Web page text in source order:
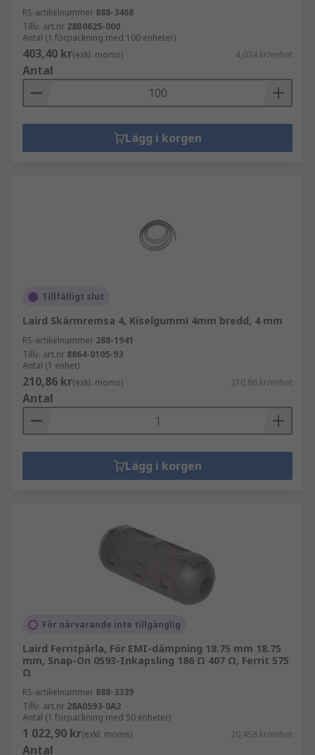
RS-artikelnummer 888-3468
Tillv. art.nr 28B0625-000
Antal (1 förpackning med 100 enheter)
403,40 kr(exkl. moms) 4,034 kr/enhet
Antal
Lägg i korgen
Tillfälligt slut
Laird Skärmremsa 4, Kiselgummi 4mm bredd, 4 mm
RS-artikelnummer 288-1941
Tillv. art.nr 8864-0105-93
Antal (1 enhet)
210,86 kr(exkl. moms) 210,86 kr/enhet
Antal
Lägg i korgen
För närvarande inte tillgänglig
Laird Ferritpärla, För EMI-dämpning 18.75 mm 18.75
mm, Snap-On 0593-Inkapsling 186 Ω 407 Ω, Ferrit 575
Ω
RS-artikelnummer 888-3339
Tillv. art.nr 28A0593-0A2
Antal (1 förpackning med 50 enheter)
1 022,90 kr(exkl. moms) 20,458 kr/enhet
Antal